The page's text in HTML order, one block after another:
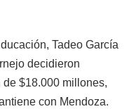
Tadeo García
decidieron
$18.000 millones,
con Mendoza.